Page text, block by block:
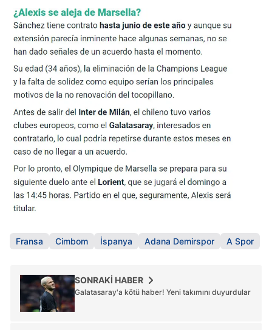
Fransa Cimbom İspanya Adana Demirspor A Spor
SONRAKİ HABER
Galatasaray'a kötü haber! Yeni takımını duyurdular